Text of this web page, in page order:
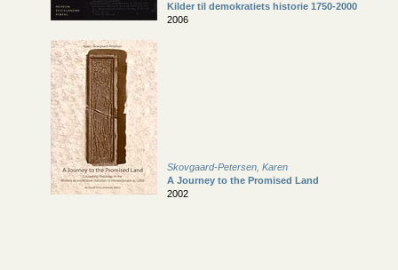
Kilder til demokratiets historie 1750-2000
2006
Skovgaard-Petersen, Karen
A Journey to the Promised Land
2002